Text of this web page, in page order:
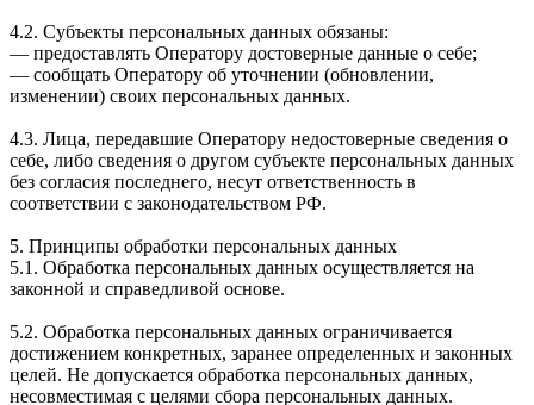
4.2. Субъекты персональных данных обязаны:
— предоставлять Оператору достоверные данные о себе;
— сообщать Оператору об уточнении (обновлении,
изменении) своих персональных данных.
4.3. Лица, передавшие Оператору недостоверные сведения о
себе, либо сведения о другом субъекте персональных данных
без согласия последнего, несут ответственность в
соответствии с законодательством РФ.
5. Принципы обработки персональных данных
5.1. Обработка персональных данных осуществляется на
законной и справедливой основе.
5.2. Обработка персональных данных ограничивается
достижением конкретных, заранее определенных и законных
целей. Не допускается обработка персональных данных,
несовместимая с целями сбора персональных данных.